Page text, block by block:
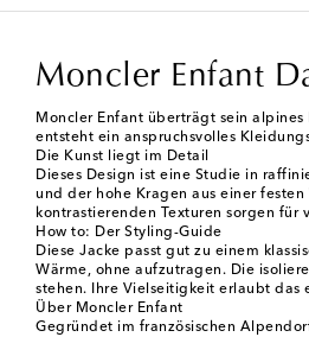
Moncler Enfant
Moncler Enfant überträgt sein
entsteht ein anspruchsvolles
Die Kunst liegt im Detail
Dieses Design ist eine Studie in
und der hohe Kragen aus einer
kontrastierenden Texturen sorgen für
How to: Der Styling-Guide
Diese Jacke passt gut zu einem
Wärme, ohne aufzutragen. Die
stehen. Ihre Vielseitigkeit erlaubt das
Über Moncler Enfant
Gegründet im französischen